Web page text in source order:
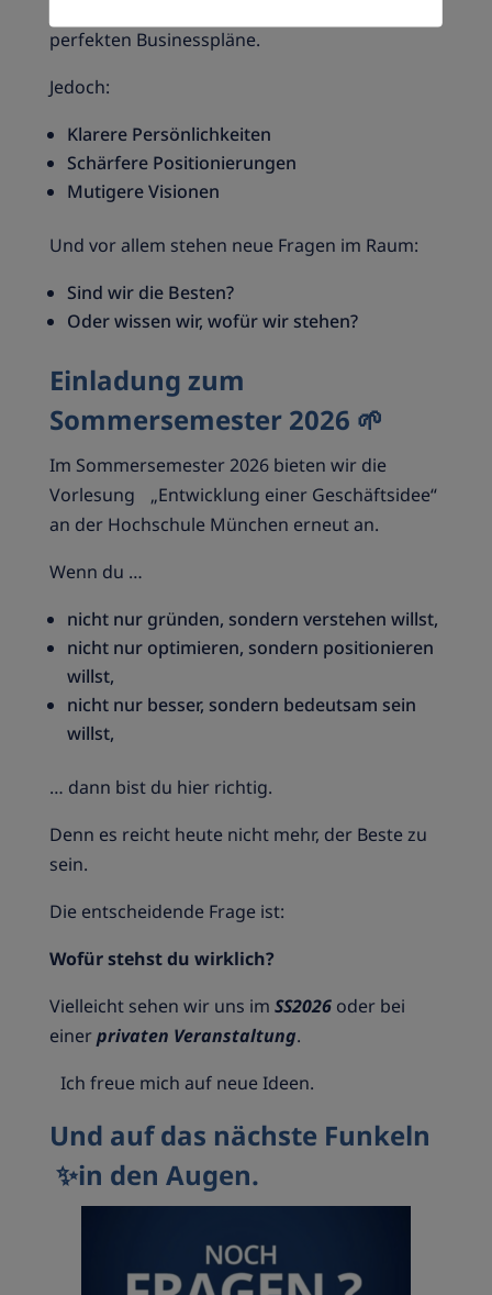
perfekten Businesspläne.
Jedoch:
Klarere Persönlichkeiten
Schärfere Positionierungen
Mutigere Visionen
Und vor allem stehen neue Fragen im Raum:
Sind wir die Besten?
Oder wissen wir, wofür wir stehen?
Einladung zum
Sommersemester 2026 🌱
Im Sommersemester 2026 bieten wir die
Vorlesung „Entwicklung einer Geschäftsidee“
an der Hochschule München erneut an.
Wenn du …
nicht nur gründen, sondern verstehen willst,
nicht nur optimieren, sondern positionieren
willst,
nicht nur besser, sondern bedeutsam sein
willst,
… dann bist du hier richtig.
Denn es reicht heute nicht mehr, der Beste zu
sein.
Die entscheidende Frage ist:
Wofür stehst du wirklich?
Vielleicht sehen wir uns im SS2026oder bei
einerprivaten Veranstaltung.
Ich freue mich auf neue Ideen.
Und auf das nächste Funkeln
✨in den Augen.